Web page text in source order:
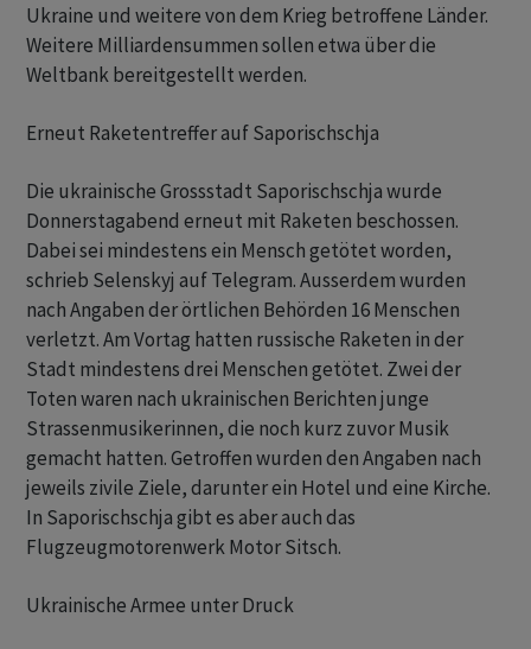
Ukraine und weitere von dem Krieg betroffene Länder.
Weitere Milliardensummen sollen etwa über die
Weltbank bereitgestellt werden.
Erneut Raketentreffer auf Saporischschja
Die ukrainische Grossstadt Saporischschja wurde
Donnerstagabend erneut mit Raketen beschossen.
Dabei sei mindestens ein Mensch getötet worden,
schrieb Selenskyj auf Telegram. Ausserdem wurden
nach Angaben der örtlichen Behörden 16 Menschen
verletzt. Am Vortag hatten russische Raketen in der
Stadt mindestens drei Menschen getötet. Zwei der
Toten waren nach ukrainischen Berichten junge
Strassenmusikerinnen, die noch kurz zuvor Musik
gemacht hatten. Getroffen wurden den Angaben nach
jeweils zivile Ziele, darunter ein Hotel und eine Kirche.
In Saporischschja gibt es aber auch das
Flugzeugmotorenwerk Motor Sitsch.
Ukrainische Armee unter Druck